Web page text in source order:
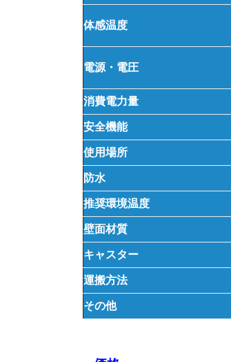
体感温度
電源・電圧
消費電力量
安全機能
使用場所
防水
推奨環境温度
壁面材質
キャスター
運搬方法
その他